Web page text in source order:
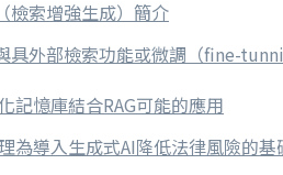
檢索增強生成）簡介
具外部檢索功能或微調（fine-
記憶庫結合RAG可能的應用
為導入生成式AI降低法律風險的基